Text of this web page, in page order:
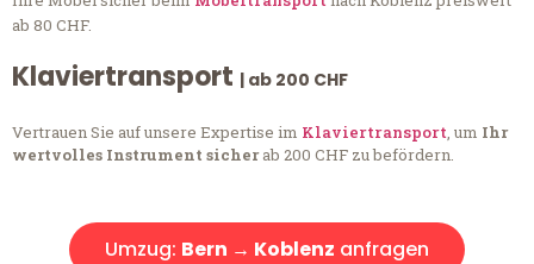
ab 80 CHF.
Klaviertransport | ab 200 CHF
Vertrauen Sie auf unsere Expertise im Klaviertransport, um Ihr
wertvolles Instrument sicherab 200 CHF zu befördern.
Umzug: Bern → Koblenz anfragen